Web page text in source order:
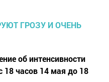
об интенсивности
18 часов 14 мая до 18